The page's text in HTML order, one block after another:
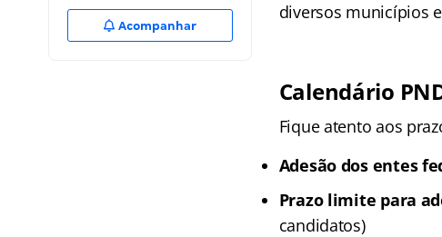
Acompanhar
diversos municípios
Calendário
Fique atento aos
Adesão dos entes
Prazo limite para
candidatos)